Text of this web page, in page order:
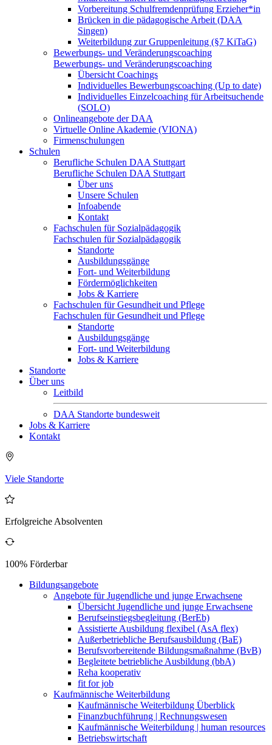
Vorbereitung Schulfremdenprüfung Erzieher*in
Brücken in die pädagogische Arbeit (DAA
Singen)
Weiterbildung zur Gruppenleitung (§7 KiTaG)
Bewerbungs- und Veränderungscoaching
Bewerbungs- und Veränderungscoaching
Übersicht Coachings
Individuelles Bewerbungscoaching (Up to date)
Individuelles Einzelcoaching für Arbeitsuchende
(SOLO)
Onlineangebote der DAA
Virtuelle Online Akademie (VIONA)
Firmenschulungen
Schulen
Berufliche Schulen DAA Stuttgart
Berufliche Schulen DAA Stuttgart
Über uns
Unsere Schulen
Infoabende
Kontakt
Fachschulen für Sozialpädagogik
Fachschulen für Sozialpädagogik
Standorte
Ausbildungsgänge
Fort- und Weiterbildung
Fördermöglichkeiten
Jobs & Karriere
Fachschulen für Gesundheit und Pflege
Fachschulen für Gesundheit und Pflege
Standorte
Ausbildungsgänge
Fort- und Weiterbildung
Jobs & Karriere
Standorte
Über uns
Leitbild
DAA Standorte bundesweit
Jobs & Karriere
Kontakt
Viele Standorte
Erfolgreiche Absolventen
100% Förderbar
Bildungsangebote
Angebote für Jugendliche und junge Erwachsene
Übersicht Jugendliche und junge Erwachsene
Berufseinstiegsbegleitung (BerEb)
Assistierte Ausbildung flexibel (AsA flex)
Außerbetriebliche Berufsausbildung (BaE)
Berufsvorbereitende Bildungsmaßnahme (BvB)
Begleitete betriebliche Ausbildung (bbA)
Reha kooperativ
fit for job
Kaufmännische Weiterbildung
Kaufmännische Weiterbildung Überblick
Finanzbuchführung | Rechnungswesen
Kaufmännische Weiterbildung | human resources
Betriebswirtschaft